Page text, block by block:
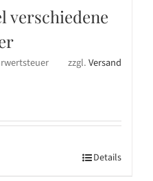
verschiedene
zzgl.Versand
Details